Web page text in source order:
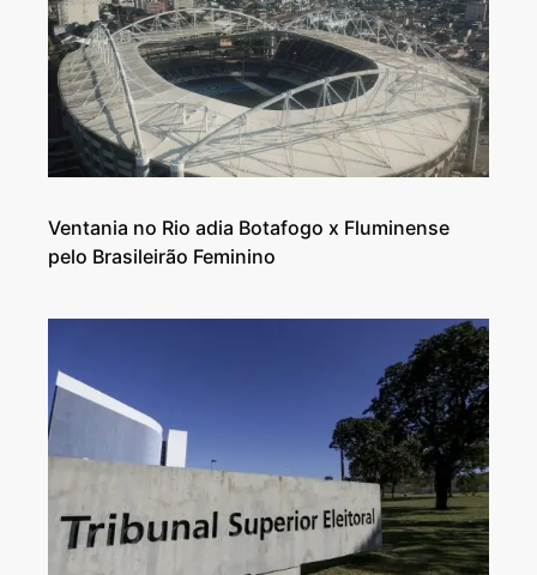
Ventania no Rio adia Botafogo x Fluminense
pelo Brasileirão Feminino